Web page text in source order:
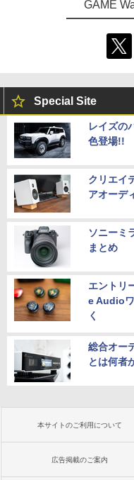
GAME
Special Site
レイズの
色登場!!
クリエイ
アオーデ
ソニーミ
まとめ
エントリ
e Audio
く
総合オー
とは何者
本サイトのご利用について
広告掲載のご案内